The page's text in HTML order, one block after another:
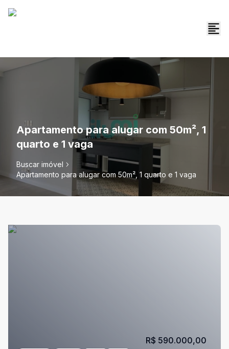
Apartamento para alugar com 50m², 1
quarto e 1 vaga
Buscar imóvel
Apartamento para alugar com 50m², 1 quarto e 1 vaga
R$ 590.000,00